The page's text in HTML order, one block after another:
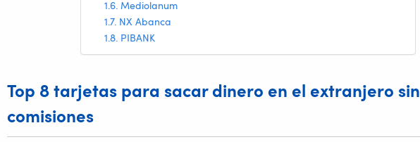
Mediolanum
NX Abanca
PIBANK
Top 8 tarjetas para sacar dinero en el extranjero sin
comisiones